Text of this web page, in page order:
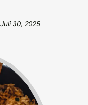
Juli 30, 2025